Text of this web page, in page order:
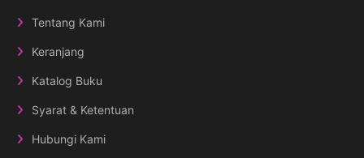
Tentang Kami
Keranjang
Katalog Buku
Syarat & Ketentuan
Hubungi Kami